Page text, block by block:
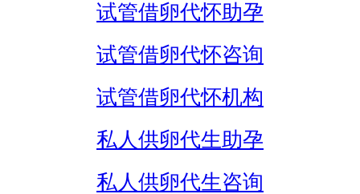
试管借卵代怀助孕
试管借卵代怀咨询
试管借卵代怀机构
私人供卵代生助孕
私人供卵代生咨询